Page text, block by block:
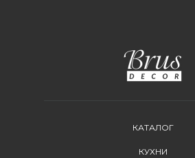
КАТАЛОГ
КУХНИ